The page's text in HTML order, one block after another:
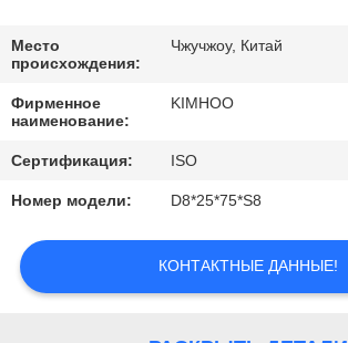
МЫ
НОВОСТИ
СПРОСИТЕ
ЦИТАТУ
КАРТА
Место
происхождения:
Чжучжоу, Китай
Фирменное
наименование:
KIMHOO
Сертификация: ISO
Номер модели: D8*25*75*S8
КОНТАКТНЫЕ ДАННЫЕ!